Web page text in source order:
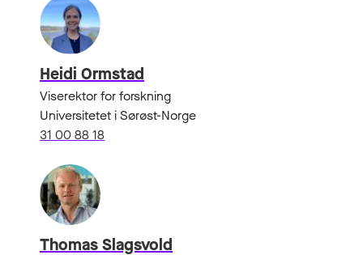
Heidi Ormstad
Viserektor for forskning
Universitetet i Sørøst-Norge
31 00 88 18
Thomas Slagsvold